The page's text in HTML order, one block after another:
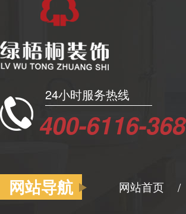
24小时服务热线
400-6116-368
网站导航 网站首页 /